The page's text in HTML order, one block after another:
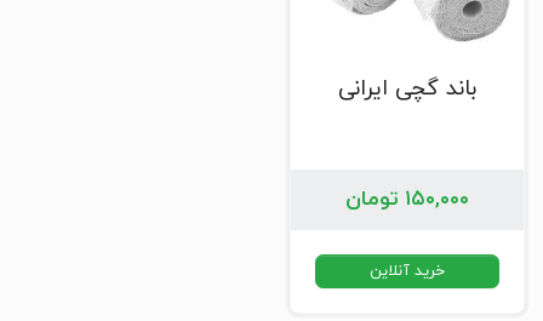
باند گچی ایرانی
۱۵۰,۰۰۰ تومان
خرید آنلاین